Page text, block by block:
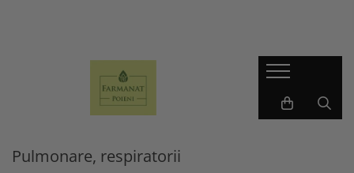
Pulmonare, respiratorii